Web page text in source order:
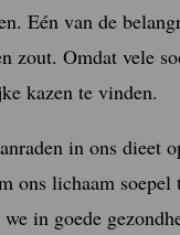
Eén van de
zout. Omdat vele
kazen te vinden.
in ons dieet
ons lichaam
in goede